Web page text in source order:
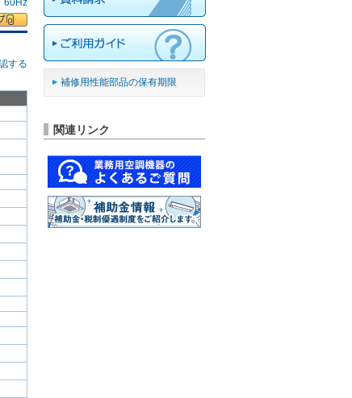
60Hz
する
補修用性能部品の保有期限
関連リンク